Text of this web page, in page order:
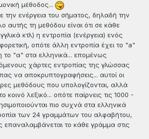
μέθοδος...
την ενέργεια του σήματος, δηλαδή την
αυτής τη μεθόδου είναι ότι σε κάθε
κτλ) η εντροπία (ενέργεια) ενός
οπότε άλλη εντροπία έχει το "a"
το "α" στα ελληνικά... επομένως
χάρτες εντροπίας της γλώσσας
να αποκρυπτογραφήσεις... αυτοί οι
μεθόδους που υπολογίζονται, αλλά
κοινό λεξικό... οπότε παίρνεις τις 1000 -
πιο συχνά στα ελληνικά
των 24 γραμμάτων του αλφαβήτου,
το κάθε γράμμα στις